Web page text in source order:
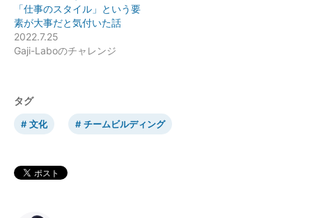
「仕事のスタイル」という要
素が大事だと気付いた話
2022.7.25
Gaji-Laboのチャレンジ
タグ
文化 チームビルディング